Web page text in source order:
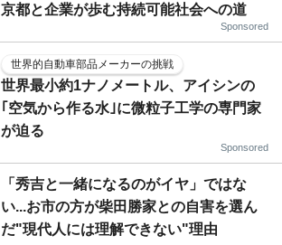
京都と企業が歩む持続可能社会への道
Sponsored
世界的自動車部品メーカーの挑戦
世界最小約1ナノメートル、アイシンの
｢空気から作る水｣に微粒子工学の専門家
が迫る
Sponsored
「秀吉と一緒になるのがイヤ」ではな
い...お市の方が柴田勝家との自害を選ん
だ"現代人には理解できない"理由